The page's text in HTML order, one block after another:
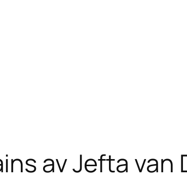
av Jefta van